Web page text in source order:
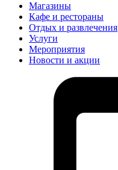
Магазины
Кафе и рестораны
Отдых и развлечения
Услуги
Мероприятия
Новости и акции